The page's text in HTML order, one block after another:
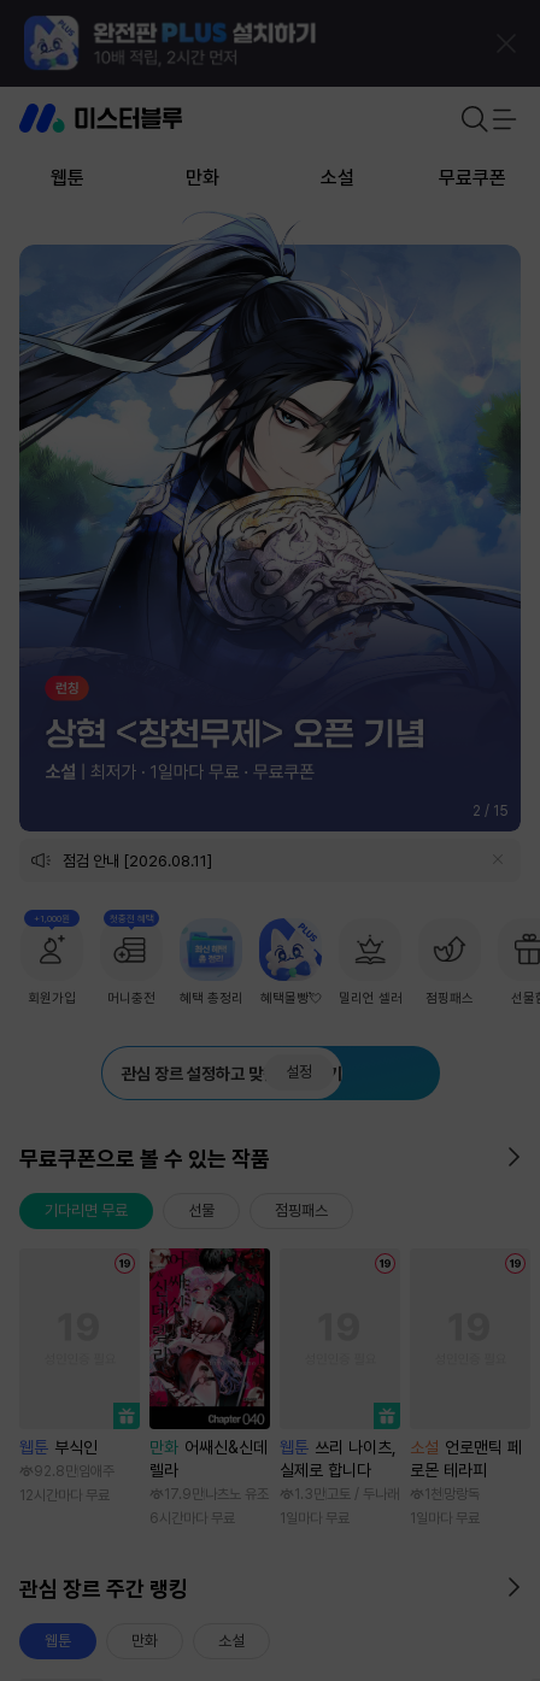
웹툰 만화 소설 무료쿠폰
2 / 15
점검 안내 [2026.08.11]
+1,000원
회원가입
첫충전 혜택
머니충전 혜택 총정리 혜택몰빵💘 밀리언 셀러 점핑패스 선물
관심 장르 설정하고 맞춤 추천 받기
설정
무료쿠폰으로 볼 수 있는 작품
기다리면 무료 선물 점핑패스
웹툰 부식인
92.8만 임애주
12시간마다 무료
만화 어쌔신&신데
렐라
17.9만 나츠노 유조
6시간마다 무료
웹툰 쓰리 나이츠,
실제로 합니다
1.3만 고토 / 두나래
1일마다 무료
소설 언로맨틱 페
로몬 테라피
1천 망랑독
1일마다 무료
관심 장르 주간 랭킹
웹툰 만화 소설